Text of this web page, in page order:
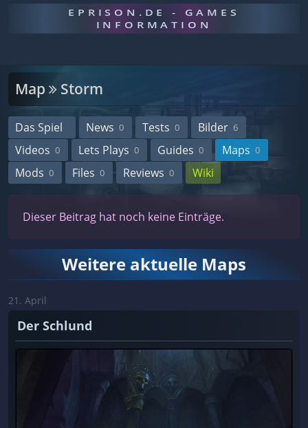
EPRISON.DE - GAMES
INFORMATION
Map Storm
Das Spiel News 0 Tests 0 Bilder 6
Videos 0 Lets Plays 0 Guides 0 Maps 0
Mods 0 Files 0 Reviews 0 Wiki
Dieser Beitrag hat noch keine Einträge.
Weitere aktuelle Maps
21. April
Der Schlund